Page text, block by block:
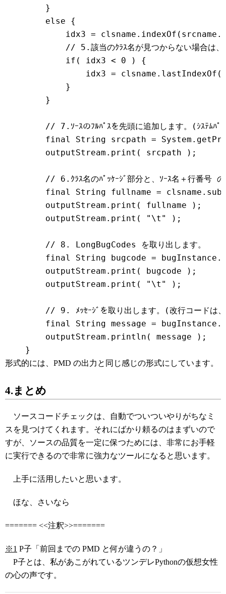
        }
        else {
idx3 =
// 5.該当のｸﾗｽ名が見つからない場合は、
            if( idx3 < 0 ) {
idx3 =
            }
        }
// 7.ｿｰｽのﾌﾙﾊﾟｽを先頭に追加します。(ｼｽﾃﾑﾊﾟ
final String srcpath =
        outputStream.print( srcpath );
// 6.ｸﾗｽ名のﾊﾟｯｹｰｼﾞ部分と、ｿｰｽ名＋行番号 の
final String fullname =
        outputStream.print( fullname );
        outputStream.print( "\t" );
        // 8. LongBugCodes を取り出します。
final String bugcode =
        outputStream.print( bugcode );
        outputStream.print( "\t" );
// 9. ﾒｯｾｰｼﾞを取り出します。(改行コードは
final String message =
        outputStream.println( message );
形式的には、PMD の出力と同じ感じの形式にしています。
4.まとめ
ソースコードチェックは、自動でついついやりがちなミ
スを見つけてくれます。それにばかり頼るのはまずいので
すが、ソースの品質を一定に保つためには、非常にお手軽
に実行できるので非常に強力なツールになると思います。
上手に活用したいと思います。
ほな、さいなら
======= <<注釈>>=======
※1 P子「前回までの PMD と何が違うの？」
P子とは、私があこがれているツンデレPythonの仮想女性
の心の声です。